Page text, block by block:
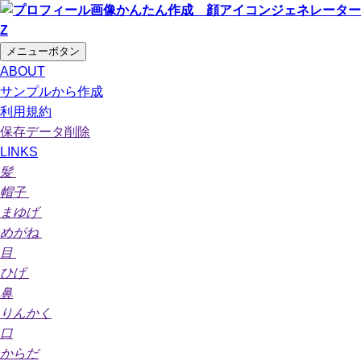
メニューボタン
ABOUT
サンプルから作成
利用規約
保存データ削除
LINKS
髪
帽子
まゆげ
めがね
目
ひげ
鼻
りんかく
口
からだ